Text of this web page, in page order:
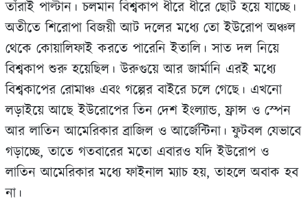
তাঁরাই পাল্টান। চলমান বিশ্বকাপ ধীরে ধীরে ছোট হয়ে যাচ্ছে।
অতীতে শিরোপা বিজয়ী আট দলের মধ্যে তো ইউরোপ অঞ্চল
থেকে কোয়ালিফাই করতে পারেনি ইতালি। সাত দল নিয়ে
বিশ্বকাপ শুরু হয়েছিল। উরুগুয়ে আর জার্মানি এরই মধ্যে
বিশ্বকাপের রোমাঞ্চ এবং গল্পের বাইরে চলে গেছে। এখনো
লড়াইয়ে আছে ইউরোপের তিন দেশ ইংল্যান্ড, ফ্রান্স ও স্পেন
আর লাতিন আমেরিকার ব্রাজিল ও আর্জেন্টিনা। ফুটবল যেভাবে
গড়াচ্ছে, তাতে গতবারের মতো এবারও যদি ইউরোপ ও
লাতিন আমেরিকার মধ্যে ফাইনাল ম্যাচ হয়, তাহলে অবাক হব
না।